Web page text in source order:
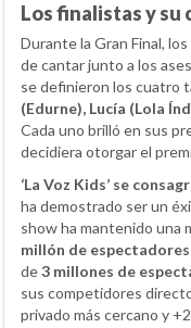
Los finalistas y su
Durante la Gran Final,
de cantar junto a los
se definieron los cuatro
(Edurne), Lucía (Lola
Cada uno brilló en sus
decidiera otorgar el
‘La Voz Kids’ se
ha demostrado ser un
show ha mantenido una
millón de espectadores
de3 millones de
sus competidores
privado más cercano y